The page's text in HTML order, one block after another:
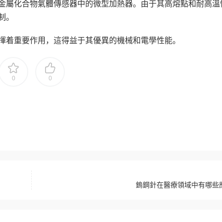
化合物氣體傳感器中的微型加熱器。由于其高熔點和耐高溫
重要作用，這得益于其優異的機械和電學性能。
0 0
鎢鋼針在醫療領域中有哪些